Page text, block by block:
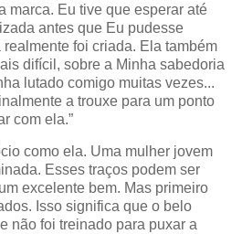
marca. Eu tive que esperar até
antes que Eu pudesse
foi criada. Ela também
difícil, sobre a Minha sabedoria
lutado comigo muitas vezes...
a trouxe para um ponto
com ela.”
como ela. Uma mulher jovem
Esses traços podem ser
excelente bem. Mas primeiro
Isso significa que o belo
não foi treinado para puxar a